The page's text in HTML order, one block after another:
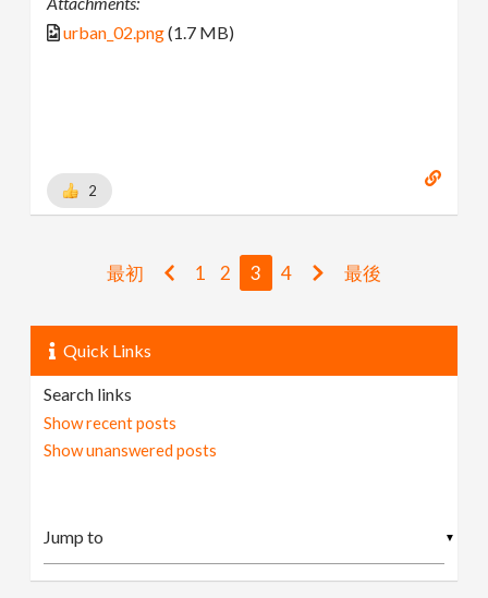
urban_02.png(1.7 MB)
2
最初 1 2 3 4 最後
Quick Links
Search links
Show recent posts
Show unanswered posts
▼